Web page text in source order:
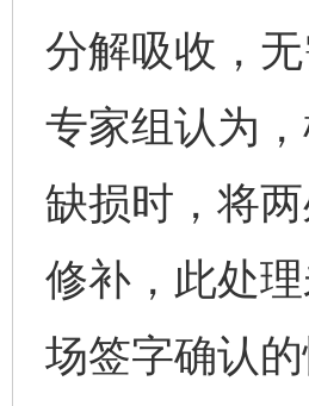
分解吸收，
专家组认为
缺损时，将
修补，此处
场签字确认